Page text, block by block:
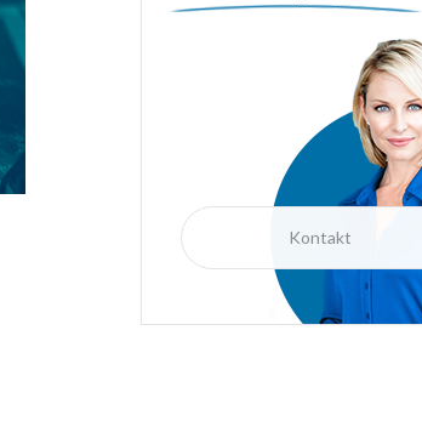
Skontaktuj się z nami!
Kontakt